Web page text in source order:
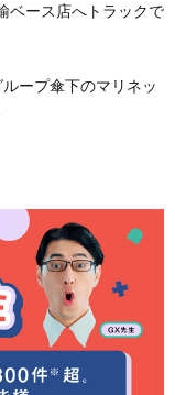
ベース店へトラックで
ープ傘下のマリネッ